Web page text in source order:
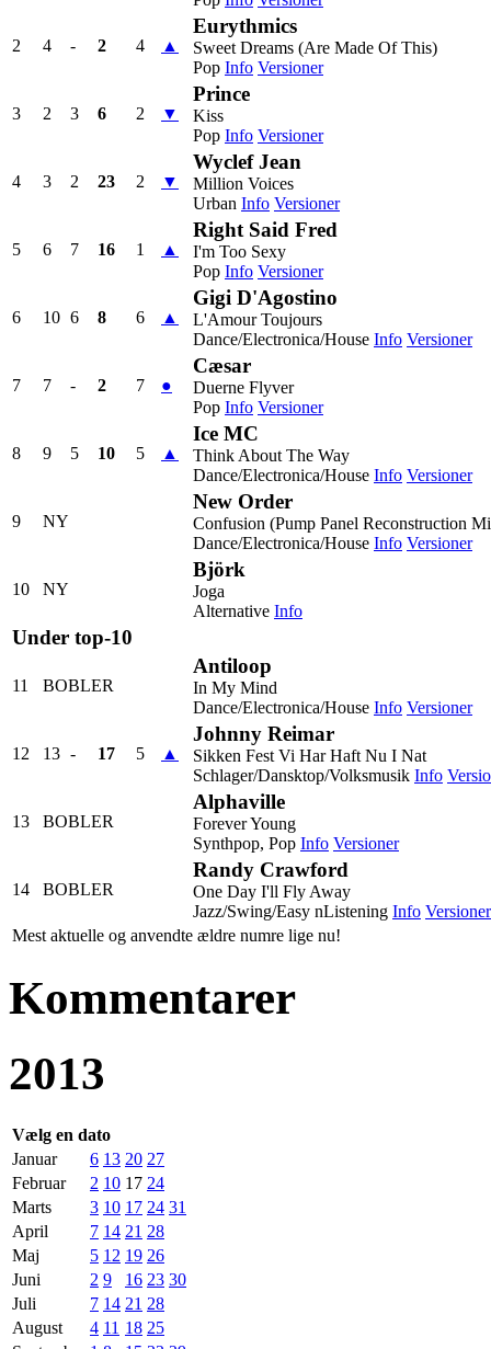
2 4 - 2 4 ▲
Eurythmics
Sweet Dreams (Are Made Of This)
Pop Info Versioner
3 2 3 6 2 ▼
Prince
Kiss
Pop Info Versioner
4 3 2 23 2 ▼
Wyclef Jean
Million Voices
Urban Info Versioner
5 6 7 16 1 ▲
Right Said Fred
I'm Too Sexy
Pop Info Versioner
6 10 6 8 6 ▲
Gigi D'Agostino
L'Amour Toujours
Dance/Electronica/House Info Versioner
7 7 - 2 7 ●
Cæsar
Duerne Flyver
Pop Info Versioner
8 9 5 10 5 ▲
Ice MC
Think About The Way
Dance/Electronica/House Info Versioner
9 NY
New Order
Confusion (Pump Panel Reconstruction
Dance/Electronica/House Info Versioner
10 NY
Björk
Joga
Alternative Info
Under top-10
11 BOBLER
Antiloop
In My Mind
Dance/Electronica/House Info Versioner
12 13 - 17 5 ▲
Johnny Reimar
Sikken Fest Vi Har Haft Nu I Nat
Schlager/Dansktop/Volksmusik Info
13 BOBLER
Alphaville
Forever Young
Synthpop, Pop Info Versioner
14 BOBLER
Randy Crawford
One Day I'll Fly Away
Jazz/Swing/Easy nListening Info Versioner
Mest aktuelle og anvendte ældre numre lige nu!
Kommentarer
2013
Vælg en dato
Januar
6 13 20 27
Februar
2 10 17 24
Marts
3 10 17 24 31
April
7 14 21 28
Maj
5 12 19 26
Juni
2 9 16 23 30
Juli
7 14 21 28
August
4 11 18 25